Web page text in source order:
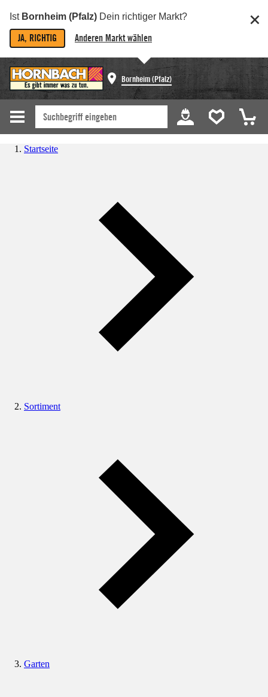
Ist Bornheim (Pfalz) Dein richtiger Markt?
JA, RICHTIG Anderen Markt wählen
Bornheim (Pfalz)
Startseite
Sortiment
Garten